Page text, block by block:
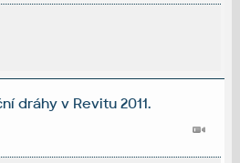
dráhy v Revitu 2011.